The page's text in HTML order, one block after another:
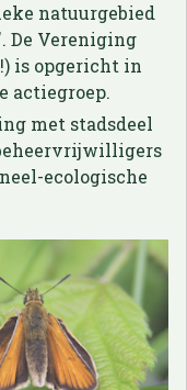
natuurgebied
De Vereniging
is opgericht in
actiegroep.
met stadsdeel
ecologische